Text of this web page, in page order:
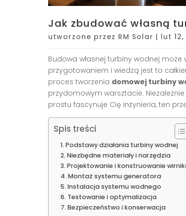
Jak zbudować własną
utworzone przez RM Solar | lut
Budowa własnej turbiny wodnej
przygotowaniem i wiedzą jest to
proces tworzenia domowej turbiny
przydomowym warsztacie.
prostu fascynuje Cię inżynieria, ten
Spis treści
Podstawy działania turbiny wodnej
Niezbędne materiały i narzędzia
Projektowanie i konstruowanie
Montaż systemu generatora
Instalacja systemu wodnego
Testowanie i optymalizacja
Bezpieczeństwo i konserwacja